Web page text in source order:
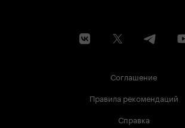
Соглашение
Правила рекомендаций
Справка